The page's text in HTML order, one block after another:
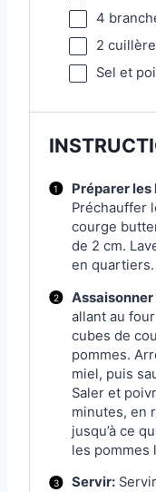
4
2
Sel et
Préparer
Préchauffer
courge
de 2 cm.
en quartiers.
allant au
cubes de
pommes.
miel, puis
Saler et
minutes, en
jusqu’à ce
les pommes
Servir: